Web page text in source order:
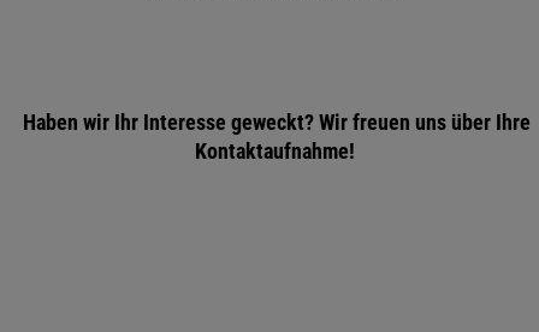
Haben wir Ihr Interesse geweckt? Wir freuen uns über Ihre
Kontaktaufnahme!